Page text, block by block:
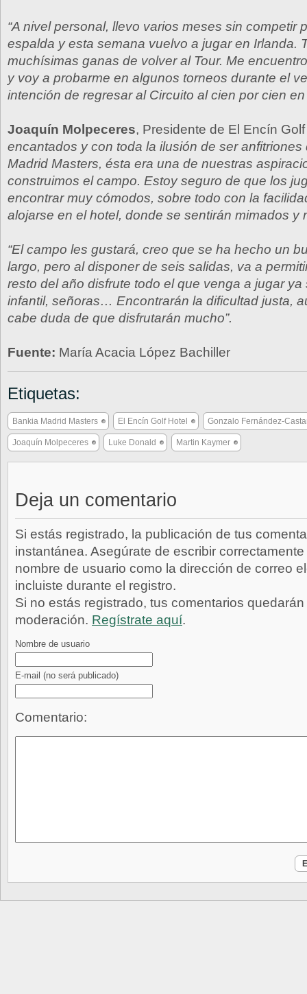
“A nivel personal, llevo varios meses sin competir
espalda y esta semana vuelvo a jugar en Irlanda.
muchísimas ganas de volver al Tour. Me
y voy a probarme en algunos torneos durante el
intención de regresar al Circuito al cien por cien en
Joaquín Molpeceres, Presidente de El Encín
encantados y con toda la ilusión de ser anfitriones
Madrid Masters, ésta era una de nuestras
construimos el campo. Estoy seguro de que los
encontrar muy cómodos, sobre todo con la
alojarse en el hotel, donde se sentirán mimados y
“El campo les gustará, creo que se ha hecho un
largo, pero al disponer de seis salidas, va a
resto del año disfrute todo el que venga a jugar ya
infantil, señoras… Encontrarán la dificultad justa,
cabe duda de que disfrutarán mucho”.
Fuente: María Acacia López Bachiller
Etiquetas:
Bankia Madrid Masters El Encín Golf Hotel Gonzalo Fernández-
Joaquín Molpeceres Luke Donald Martin Kaymer
Deja un comentario
Si estás registrado, la publicación de tus
instantánea. Asegúrate de escribir
nombre de usuario como la dirección de correo
incluiste durante el registro.
Si no estás registrado, tus comentarios
moderación. Regístrate aquí.
Nombre de usuario
E-mail (no será publicado)
Comentario: